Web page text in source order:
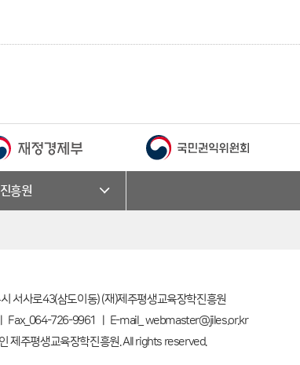
흥원
서사로43(삼도이동) (재)제주평생교육장학진흥원
Fax_064-726-9961 ㅣ E-mail_ webmaster@jiles.or.kr
제주평생교육장학진흥원. All rights reserved.